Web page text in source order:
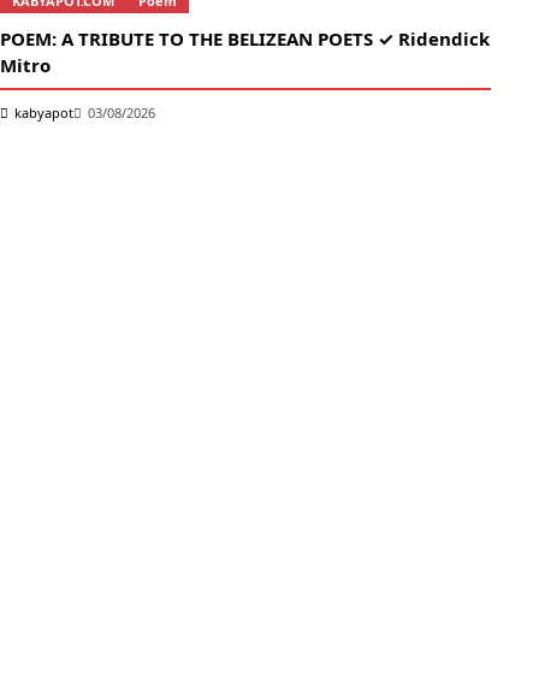
POEM: A TRIBUTE TO THE BELIZEAN POETS ✓ Ridendick
Mitro
kabyapot 03/08/2026